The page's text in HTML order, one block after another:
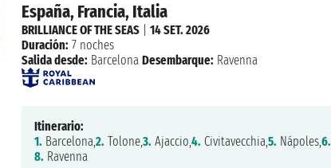
España, Francia, Italia
BRILLIANCE OF THE SEAS |14 SET. 2026
Duración: 7 noches
Salida desde: Barcelona Desembarque: Ravenna
Itinerario:
1. Barcelona,2. Tolone,3. Ajaccio,4. Civitavecchia,5. Nápoles,6.
8. Ravenna